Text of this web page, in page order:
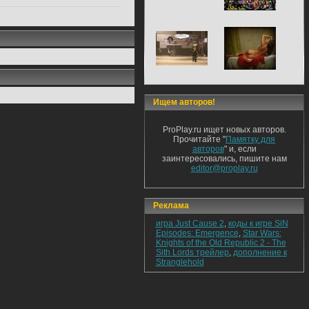
Ищем авторов!
ProPlay.ru ищет новых авторов.
Прочитайте "Памятку для
авторов" и, если
заинтересовались, пишите нам
editor@proplay.ru
Реклама
игра Just Cause 2, коды к игре SiN
Episodes: Emergence, Star Wars:
Knights of the Old Republic 2 - The
Sith Lords трейлер, дополнение к
Stranglehold